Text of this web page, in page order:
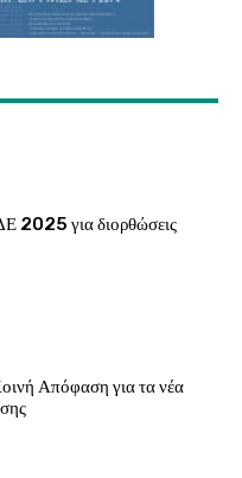
2025 για διορθώσεις
Απόφαση για τα νέα